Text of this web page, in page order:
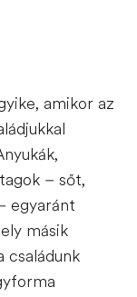
amikor az
– sőt,
egyaránt
másik
családunk